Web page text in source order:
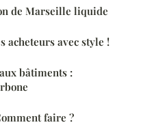
de Marseille liquide
acheteurs avec style !
bâtiments :
faire ?